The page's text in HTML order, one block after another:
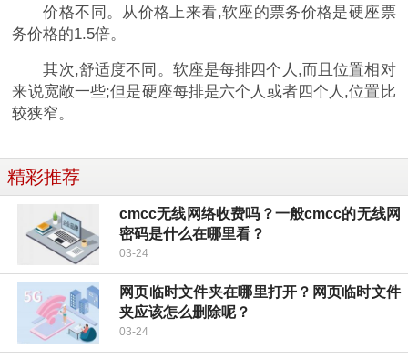
价格不同。从价格上来看,软座的票务价格是硬座票
务价格的1.5倍。
其次,舒适度不同。软座是每排四个人,而且位置相对
来说宽敞一些;但是硬座每排是六个人或者四个人,位置比
较狭窄。
精彩推荐
cmcc无线网络收费吗？一般cmcc的无线网
密码是什么在哪里看？
03-24
网页临时文件夹在哪里打开？网页临时文件
夹应该怎么删除呢？
03-24